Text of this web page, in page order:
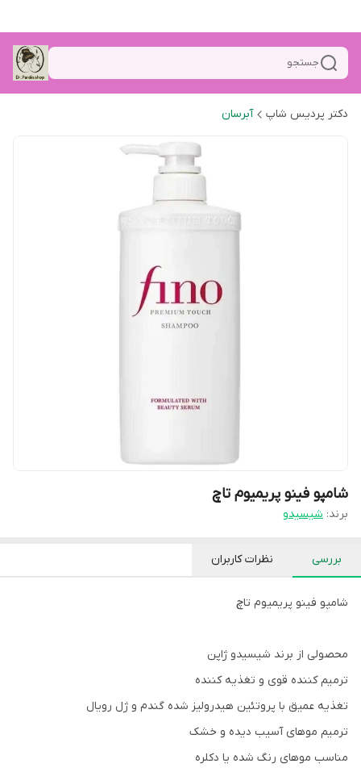
جستجو
دکتر پردیس شاپ آبرسان
شامپو فینو پریمیوم تاچ
برند: شیسیدو
بررسی نظرات کاربران
شامپو فینو پریمیوم تاچ
محصولی از برند شیسیدو ژاپن
ترمیم کننده قوی و تغذیه کننده
تغذیه عمیق با پروتئین هیدرولیز شده گندم و ژل رویال
ترمیم موهای آسیب دیده و خشک
مناسب موهای رنگ شده یا دکلره